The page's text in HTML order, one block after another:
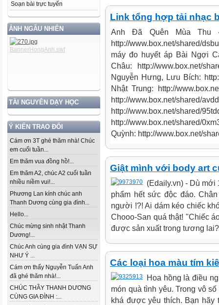
Soạn bài trực tuyến
ẢNH NGẪU NHIÊN
TÀI NGUYÊN DẠY HỌC
Ý KIẾN TRAO ĐỔI
Cám ơn 3T ghé thăm nhà! Chúc
em cuối tuần...
Em thăm vua đồng hồ!...
Em thăm A2, chúc A2 cuối tuần
nhiều niềm vui!...
Phương Lan kính chúc anh
Thanh Dương cùng gia đình...
Hello...
Chúc mừng sinh nhật Thanh
Dương!...
Chúc Anh cùng gia đình VẠN SỰ
NHƯ Ý ...
Cám ơn thấy Nguyễn Tuấn Anh
đã ghé thăm nhà!...
CHÚC THẦY THANH DƯƠNG
CÙNG GIA ĐÌNH :...
Link tổng hợp tải nhạc
Anh Đã Quên Mùa Thu
http://www.box.net/shared/
máy đo huyết áp Bài Ngợi
Châu: http://www.box.net/
Nguyễn Hưng, Lưu Bích:
Nhật Trung: http://
http://www.box.net/shared/
http://www.box.net/shared/
http://www.box.net/shared/
Quỳnh: http://www.box.net/
Giật mình với body art
(Edaily.vn) - Dù mới
phẩm hết sức độc đáo.
người !?! Ai dám kéo chiếc
Chooo-San quá thật! "Chiếc
được sản xuất trong tương
Các loại hoa màu tím
Hoa hồng là điều
món quà tình yêu. Trong vô
khá được yêu thích. Bạn hãy